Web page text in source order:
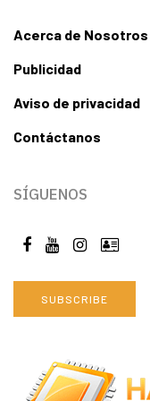
Acerca de Nosotros
Publicidad
Aviso de privacidad
Contáctanos
SÍGUENOS
SUBSCRIBE